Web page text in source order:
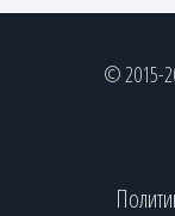
© 2015-